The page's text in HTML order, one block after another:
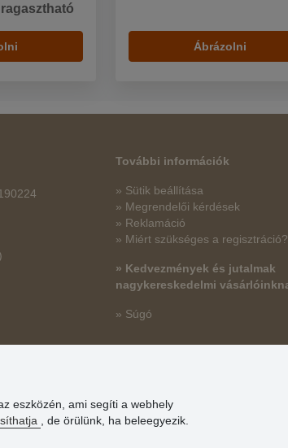
Ábrázolni
További információk
» Sütik beállítása
» Megrendelői kérdések
» Reklamáció
» Miért szükséges a regisztráció?
» Kedvezmények és jutalmak
nagykereskedelmi
» Súgó
eszközén, ami segíti a webhely
, de örülünk, ha beleegyezik.